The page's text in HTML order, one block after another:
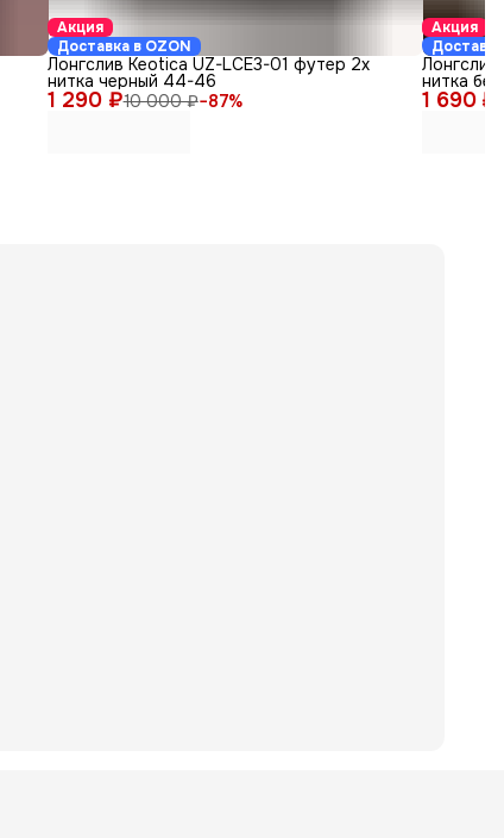
Акция
Доставка в OZON
1 290 ₽10 000 ₽−87%
Лонгслив Keotica UZ-LCE3-01 футер 2х
нитка черный 44-46
Акция
1 690 ₽
нитка